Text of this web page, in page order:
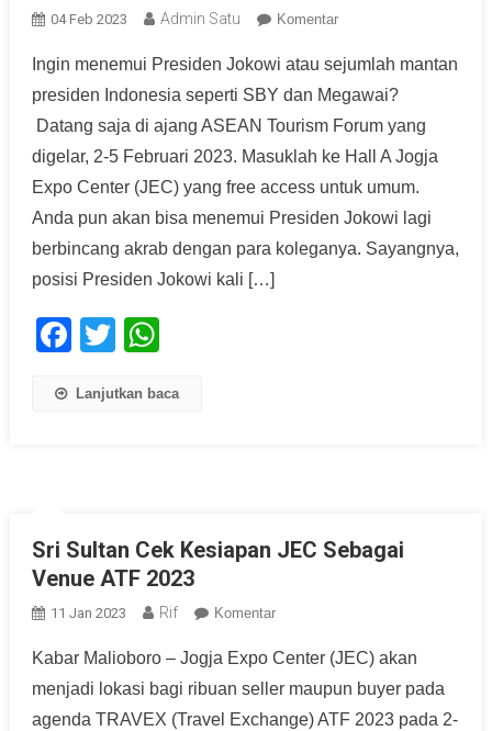
04 Feb 2023 Admin Satu Komentar
Ingin menemui Presiden Jokowi atau sejumlah mantan
presiden Indonesia seperti SBY dan Megawai?
Datang saja di ajang ASEAN Tourism Forum yang
digelar, 2-5 Februari 2023. Masuklah ke Hall A Jogja
Expo Center (JEC) yang free access untuk umum.
Anda pun akan bisa menemui Presiden Jokowi lagi
berbincang akrab dengan para koleganya. Sayangnya,
posisi Presiden Jokowi kali […]
Facebook
Twitter
Lanjutkan baca
Sri Sultan Cek Kesiapan JEC Sebagai
Venue ATF 2023
11 Jan 2023 Rif Komentar
Kabar Malioboro – Jogja Expo Center (JEC) akan
menjadi lokasi bagi ribuan seller maupun buyer pada
agenda TRAVEX (Travel Exchange) ATF 2023 pada 2-